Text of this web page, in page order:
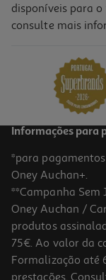
Livro Se Esta Casa
PVP de editor
14,94 €
-10%
disponíveis para
consulte mais
Informações para
*para
Oney Auchan+.
**Campanha Sem
Oney Auchan /
produtos
75€. Ao valor da
Formalização até
prestações.